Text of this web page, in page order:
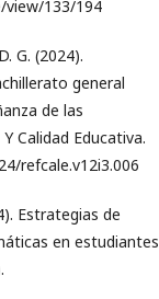
view/133/194
G. (2024).
general
de las
Calidad Educativa.
refcale.v12i3.006
Estrategias de
en estudiantes